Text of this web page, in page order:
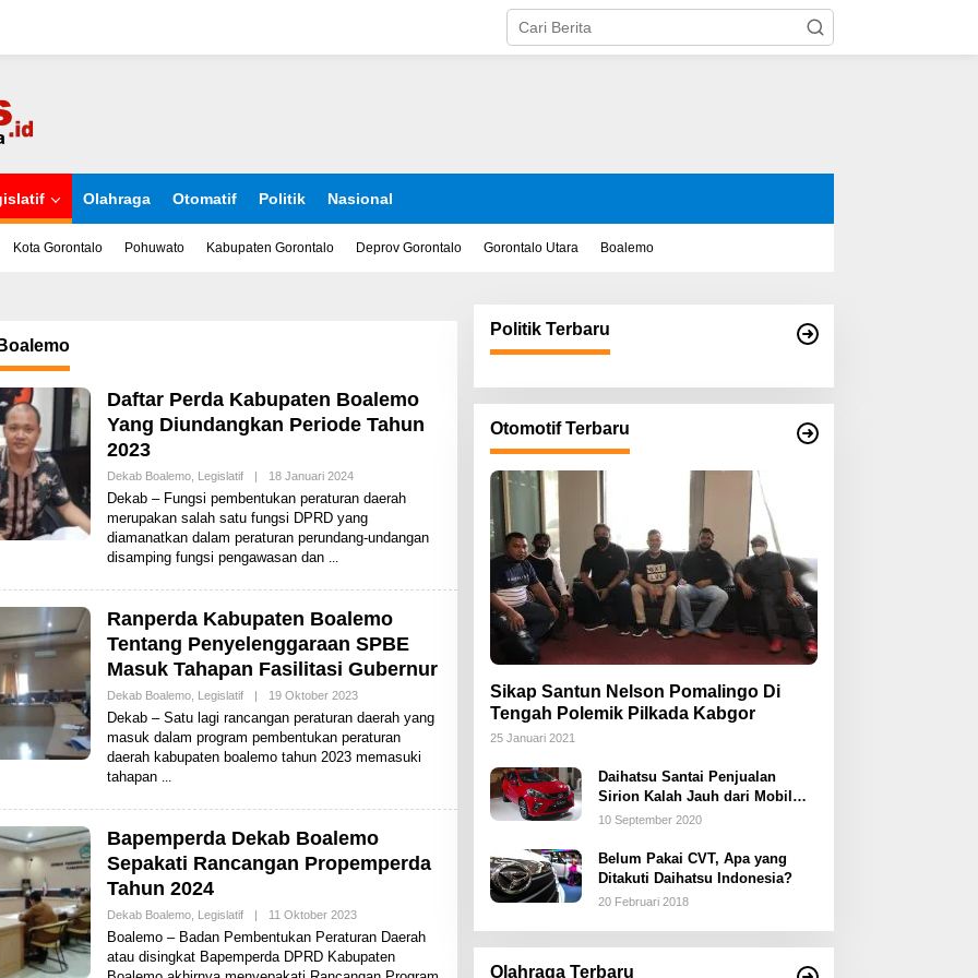
Olahraga Otomatif Politik Nasional
Kota Gorontalo Pohuwato Kabupaten Gorontalo Deprov Gorontalo Gorontalo Utara Boalemo
Daftar Perda Kabupaten Boalemo
Yang Diundangkan Periode Tahun
2023
Dekab Boalemo, Legislatif | 18 Januari 2024O
E
H
S
N
E
W
Dekab – Fungsi pembentukan peraturan daerah
merupakan salah satu fungsi DPRD yang
diamanatkan dalam peraturan perundang-undangan
disamping fungsi pengawasan dan
Ranperda Kabupaten Boalemo
Tentang Penyelenggaraan SPBE
Masuk Tahapan Fasilitasi Gubernur
Dekab Boalemo, Legislatif | 19 Oktober 2023O
E
H
S
N
E
W
Dekab – Satu lagi rancangan peraturan daerah yang
masuk dalam program pembentukan peraturan
daerah kabupaten boalemo tahun 2023 memasuki
tahapan
Bapemperda Dekab Boalemo
Sepakati Rancangan Propemperda
Tahun 2024
Dekab Boalemo, Legislatif | 11 Oktober 2023O
E
H
Boalemo – Badan Pembentukan Peraturan Daerah
atau disingkat Bapemperda DPRD Kabupaten
Politik Terbaru
Otomotif Terbaru
Sikap Santun Nelson Pomalingo Di
Tengah Polemik Pilkada Kabgor
25 Januari 2021
Daihatsu Santai Penjualan
Sirion Kalah Jauh dari Mobil
LCGC
10 September 2020
Belum Pakai CVT, Apa yang
Ditakuti Daihatsu Indonesia?
20 Februari 2018
Olahraga Terbaru